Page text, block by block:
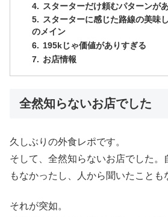
スターターだけ頼むパターンが
スターターに感じた路線の美味
のメイン
195kじゃ価値がありすぎる
お店情報
全然知らないお店でした
久しぶりの外食レポです。
そして、全然知らないお店でした。
もなかったし、人から聞いたことも
それが突如。